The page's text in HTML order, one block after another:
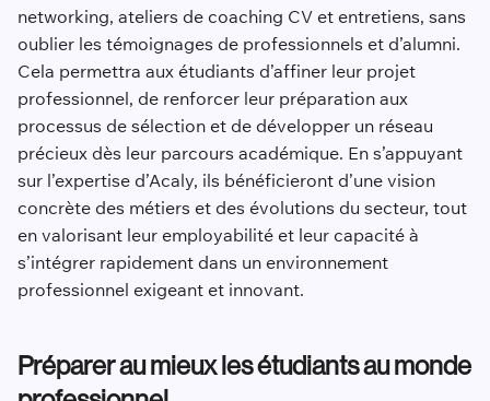
networking, ateliers de coaching CV et entretiens, sans
oublier les témoignages de professionnels et d’alumni.
Cela permettra aux étudiants d’affiner leur projet
professionnel, de renforcer leur préparation aux
processus de sélection et de développer un réseau
précieux dès leur parcours académique. En s’appuyant
sur l’expertise d’Acaly, ils bénéficieront d’une vision
concrète des métiers et des évolutions du secteur, tout
en valorisant leur employabilité et leur capacité à
s’intégrer rapidement dans un environnement
professionnel exigeant et innovant.
Préparer au mieux les étudiants au monde